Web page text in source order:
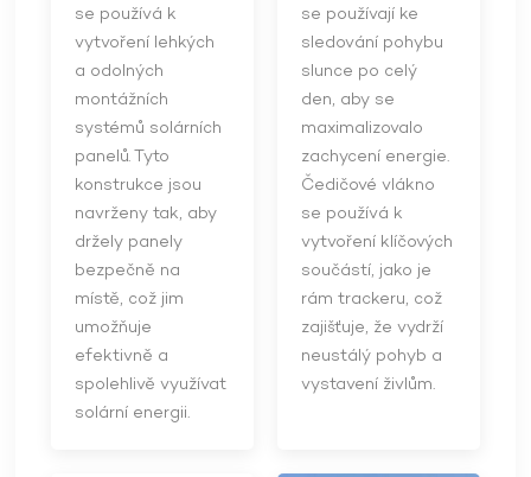
se používá k
vytvoření lehkých
a odolných
montážních
systémů solárních
panelů. Tyto
konstrukce jsou
navrženy tak, aby
držely panely
bezpečně na
místě, což jim
umožňuje
efektivně a
spolehlivě využívat
solární energii.
se používají ke
sledování pohybu
slunce po celý
den, aby se
maximalizovalo
zachycení energie.
Čedičové vlákno
se používá k
vytvoření klíčových
součástí, jako je
rám trackeru, což
zajišťuje, že vydrží
neustálý pohyb a
vystavení živlům.